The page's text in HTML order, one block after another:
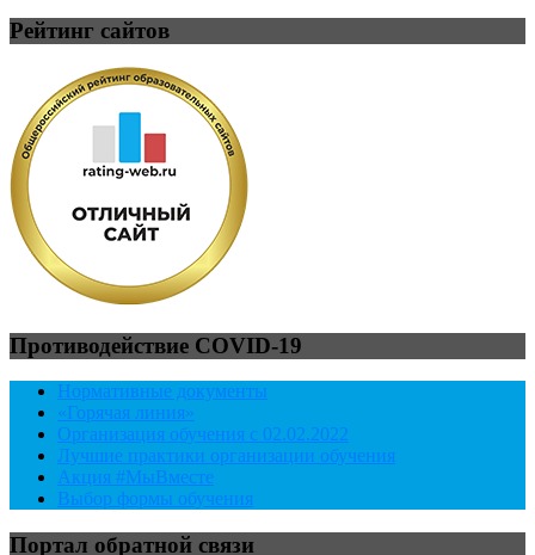
Рейтинг сайтов
Противодействие COVID-19
Нормативные документы
«Горячая линия»
Организация обучения с 02.02.2022
Лучшие практики организации обучения
Акция #МыВместе
Выбор формы обучения
Портал обратной связи